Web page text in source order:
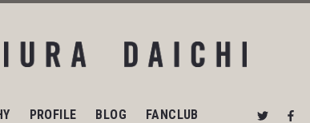
PROFILE BLOG FANCLUB